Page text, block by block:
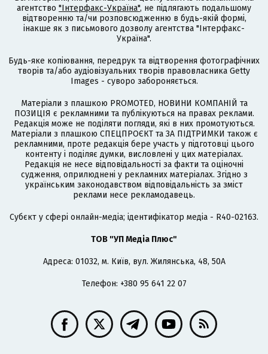
агентство "Інтерфакс-Україна", не підлягають подальшому
відтворенню та/чи розповсюдженню в будь-якій формі,
інакше як з письмового дозволу агентства "Інтерфакс-
Україна".
Будь-яке копіювання, передрук та відтворення фотографічних
творів та/або аудіовізуальних творів правовласника Getty
Images - суворо забороняється.
Матеріали з плашкою PROMOTED, НОВИНИ КОМПАНІЙ та
ПОЗИЦІЯ є рекламними та публікуються на правах реклами.
Редакція може не поділяти погляди, які в них промотуються.
Матеріали з плашкою СПЕЦПРОЄКТ та ЗА ПІДТРИМКИ також є
рекламними, проте редакція бере участь у підготовці цього
контенту і поділяє думки, висловлені у цих матеріалах.
Редакція не несе відповідальності за факти та оціночні
судження, оприлюднені у рекламних матеріалах. Згідно з
українським законодавством відповідальність за зміст
реклами несе рекламодавець.
Cубєкт у сфері онлайн-медіа; ідентифікатор медіа - R40-02163.
ТОВ "УП Медіа Плюс"
Адреса: 01032, м. Київ, вул. Жилянська, 48, 50А
Телефон: +380 95 641 22 07